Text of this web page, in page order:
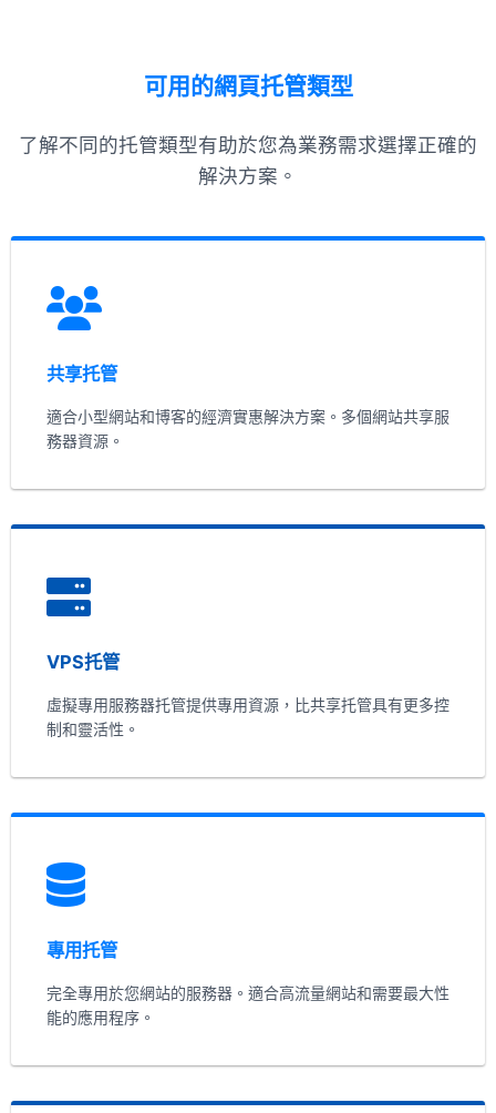
可用的網頁托管類型
了解不同的托管類型有助於您為業務需求選擇正確的
解決方案。
共享托管
適合小型網站和博客的經濟實惠解決方案。多個網站共享服
務器資源。
VPS托管
虛擬專用服務器托管提供專用資源，比共享托管具有更多控
制和靈活性。
專用托管
完全專用於您網站的服務器。適合高流量網站和需要最大性
能的應用程序。